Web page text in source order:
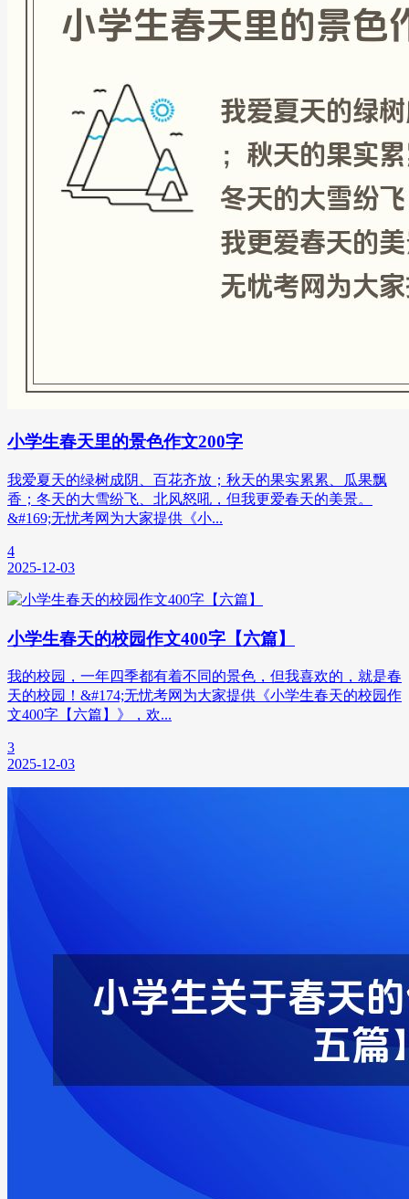
小学生春天里的景色作文200字
我爱夏天的绿树成阴、百花齐放；秋天的果实累累、瓜果飘
香；冬天的大雪纷飞、北风怒吼，但我更爱春天的美景。
&#169;无忧考网为大家提供《小...
4
2025-12-03
小学生春天的校园作文400字【六篇】
我的校园，一年四季都有着不同的景色，但我喜欢的，就是春
天的校园！&#174;无忧考网为大家提供《小学生春天的校园作
文400字【六篇】》，欢...
3
2025-12-03